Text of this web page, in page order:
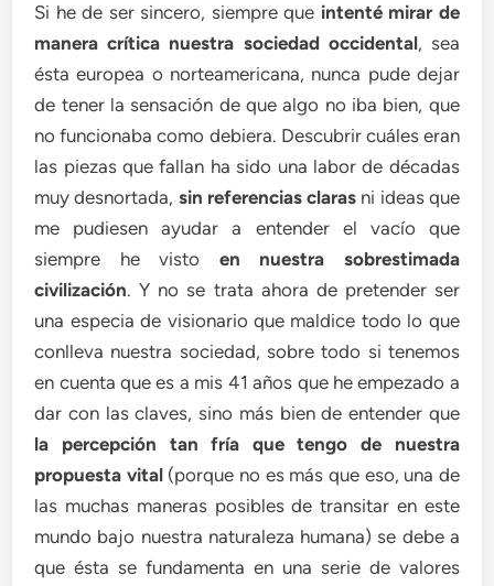
Si he de ser sincero, siempre que intenté mirar de
manera crítica nuestra sociedad occidental, sea
ésta europea o norteamericana, nunca pude dejar
de tener la sensación de que algo no iba bien, que
no funcionaba como debiera. Descubrir cuáles eran
las piezas que fallan ha sido una labor de décadas
muy desnortada, sin referencias claras ni ideas que
me pudiesen ayudar a entender el vacío que
siempre he visto en nuestra sobrestimada
civilización. Y no se trata ahora de pretender ser
una especia de visionario que maldice todo lo que
conlleva nuestra sociedad, sobre todo si tenemos
en cuenta que es a mis 41 años que he empezado a
dar con las claves, sino más bien de entender que
la percepción tan fría que tengo de nuestra
propuesta vital(porque no es más que eso, una de
las muchas maneras posibles de transitar en este
mundo bajo nuestra naturaleza humana) se debe a
que ésta se fundamenta en una serie de valores